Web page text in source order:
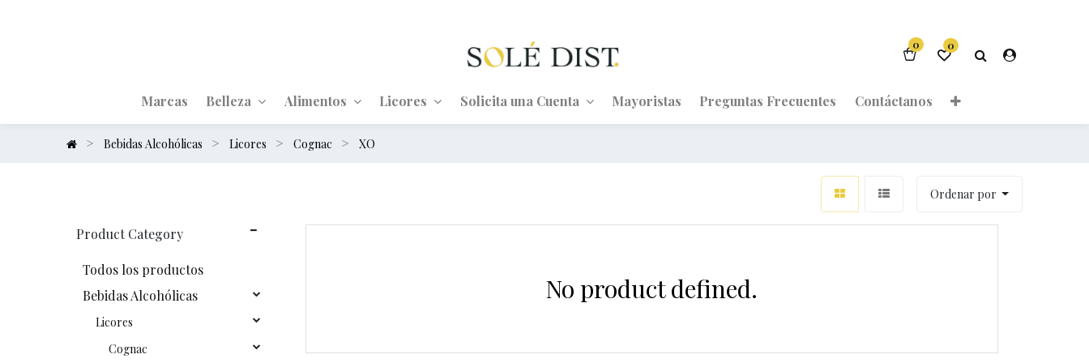
0 0
Marcas Belleza Alimentos Licores Solicita una Cuenta Mayoristas Preguntas Frecuentes Contáctanos
Bebidas Alcohólicas Licores Cognac XO
Ordenar por
Product Category
Todos los productos
Bebidas Alcohólicas
Licores
Cognac
No product defined.